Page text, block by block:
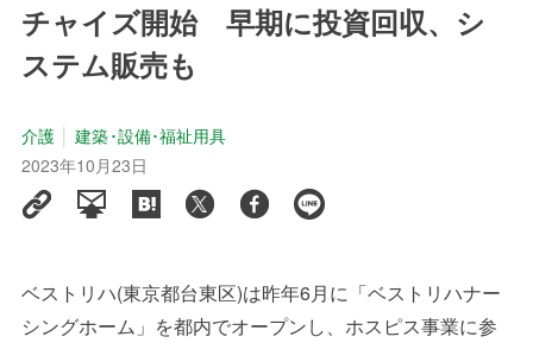
チャイズ開始 早期に投資回収、シ
ステム販売も
介護
建築･設備･福祉用具
2023年10月23日
ベストリハ(東京都台東区)は昨年6月に「ベストリハナー
シングホーム」を都内でオープンし、ホスピス事業に参